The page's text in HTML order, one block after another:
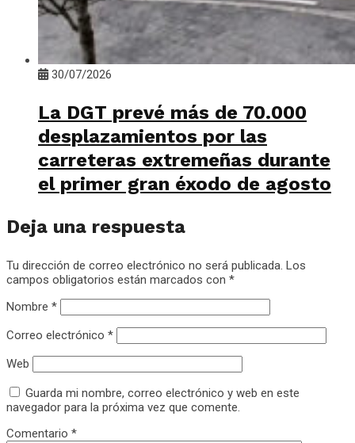
30/07/2026
La DGT prevé más de 70.000
desplazamientos por las
carreteras extremeñas durante
el primer gran éxodo de agosto
Deja una respuesta
Tu dirección de correo electrónico no será publicada. Los
campos obligatorios están marcados con *
Nombre *
Correo electrónico *
Web
Guarda mi nombre, correo electrónico y web en este
navegador para la próxima vez que comente.
Comentario *